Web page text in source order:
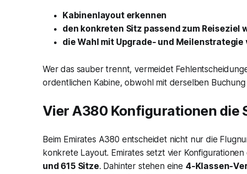
Kabinenlayout erkennen
den konkreten Sitz passend zum Reiseziel
die Wahl mit Upgrade- und Meilenstrategie
Wer das sauber trennt, vermeidet
ordentlichen Kabine, obwohl mit derselben
Vier A380 Konfigurationen die
Beim Emirates A380 entscheidet nicht nur die
konkrete Layout. Emirates setzt vier Konfigurationen
und 615 Sitze. Dahinter stehen eine 4-Klassen-